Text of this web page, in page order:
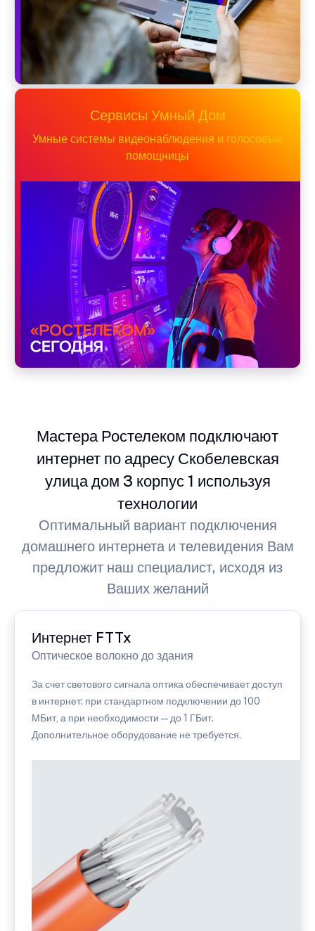
Сервисы Умный Дом
Умные системы видеонаблюдения и голосовые
помощницы
Мастера Ростелеком подключают
интернет по адресу Скобелевская
улица дом 3 корпус 1 используя
технологии
Оптимальный вариант подключения
домашнего интернета и телевидения Вам
предложит наш специалист, исходя из
Ваших желаний
Интернет FTTx
Оптическое волокно до здания
За счет светового сигнала оптика обеспечивает доступ
в интернет: при стандартном подключении до 100
МБит, а при необходимости — до 1 ГБит.
Дополнительное оборудование не требуется.